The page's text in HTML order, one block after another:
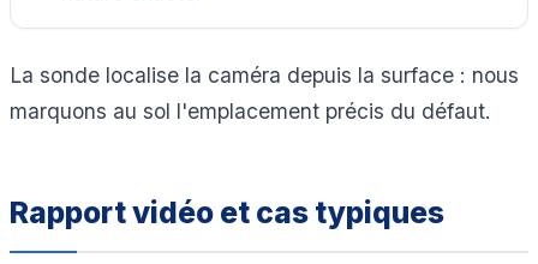
La sonde localise la caméra depuis la surface : nous
marquons au sol l'emplacement précis du défaut.
Rapport vidéo et cas typiques